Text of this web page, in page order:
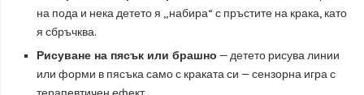
на пода и нека детето я „набира“ с пръстите на крака, като
я сбръчква.
Рисуване на пясък или брашно — детето рисува линии
или форми в пясъка само с краката си — сензорна игра с